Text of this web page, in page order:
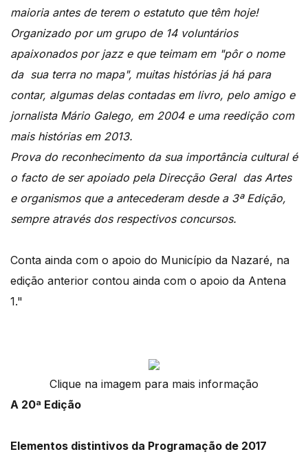
maioria antes de terem o estatuto que têm hoje!
Organizado por um grupo de 14 voluntários
apaixonados por jazz e que teimam em "pôr o nome
da sua terra no mapa", muitas histórias já há para
contar, algumas delas contadas em livro, pelo amigo e
jornalista Mário Galego, em 2004 e uma reedição com
mais histórias em 2013.
Prova do reconhecimento da sua importância cultural é
o facto de ser apoiado pela Direcção Geral das Artes
e organismos que a antecederam desde a 3ª Edição,
sempre através dos respectivos concursos.
Conta ainda com o apoio do Município da Nazaré, na
edição anterior contou ainda com o apoio da Antena
1."
Clique na imagem para mais informação
A 20ª Edição
Elementos distintivos da Programação de 2017